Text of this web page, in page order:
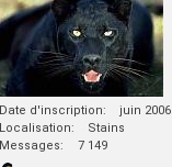
Date d'inscription
juin 2006
Localisation
Stains
Messages
7 149